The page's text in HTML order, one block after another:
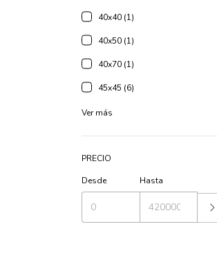
40x40 (1)
40x50 (1)
40x70 (1)
45x45 (6)
Ver más
PRECIO
Desde
Hasta